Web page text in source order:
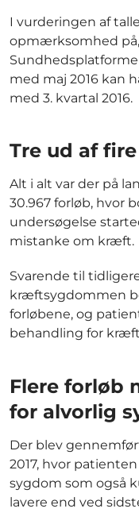
I vurderingen af
opmærksomhed
med maj 2016 kan
med 3. kvartal 2016.
Tre ud af
Alt i alt var der på
30.967 forløb, hvor
undersøgelse
mistanke om kræft.
Svarende til
kræftsygdommen
forløbene, og
behandling for
Flere forløb
for alvorlig
Der blev
2017, hvor
sygdom som også
lavere end ved